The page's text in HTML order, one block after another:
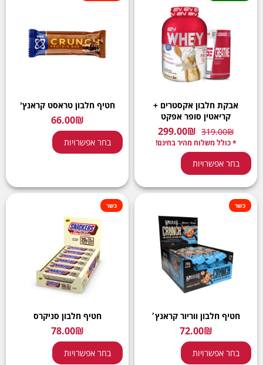
אבקת חלבון אקסטרים +
קריאטין סופר אפקט
319.00₪
299.00₪
* כולל משלוח מהיר בחינם!
בחר אפשרויות
חטיף חלבון טראסט קראנץ'
66.00₪
בחר אפשרויות
כשר
חטיף חלבון ווריור קראנץ׳
72.00₪
בחר אפשרויות
כשר
חטיף חלבון סניקרס
78.00₪
בחר אפשרויות